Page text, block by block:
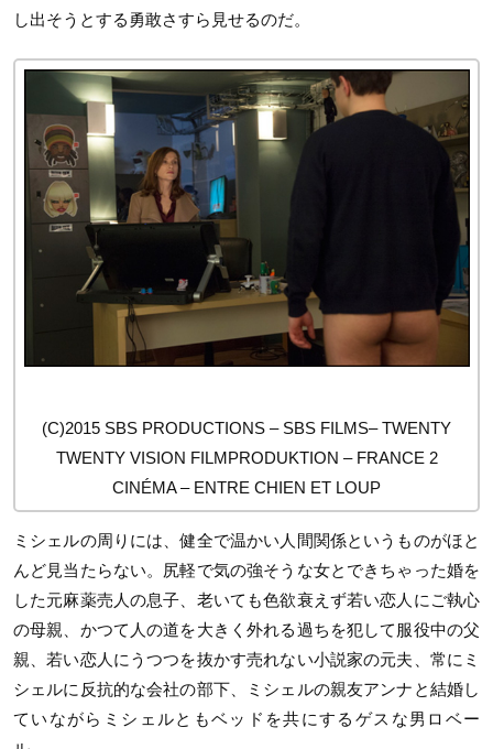
し出そうとする勇敢さすら見せるのだ。
(C)2015 SBS PRODUCTIONS – SBS FILMS– TWENTY
TWENTY VISION FILMPRODUKTION – FRANCE 2
CINÉMA – ENTRE CHIEN ET LOUP
ミシェルの周りには、健全で温かい人間関係というものがほと
んど見当たらない。尻軽で気の強そうな女とできちゃった婚を
した元麻薬売人の息子、老いても色欲衰えず若い恋人にご執心
の母親、かつて人の道を大きく外れる過ちを犯して服役中の父
親、若い恋人にうつつを抜かす売れない小説家の元夫、常にミ
シェルに反抗的な会社の部下、ミシェルの親友アンナと結婚し
ていながらミシェルともベッドを共にするゲスな男ロベー